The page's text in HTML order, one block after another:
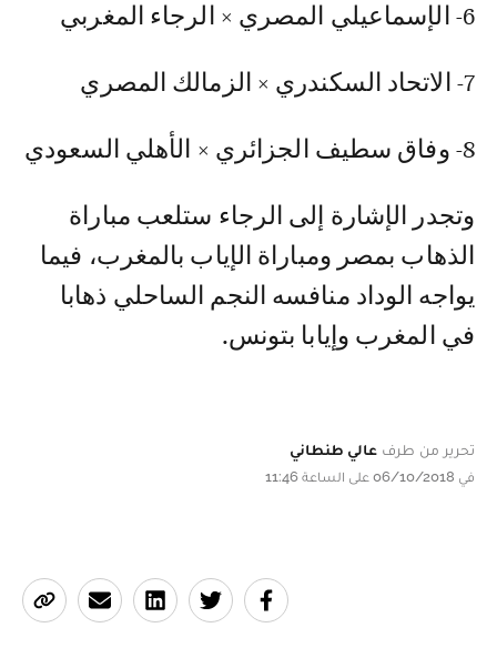
6- الإسماعيلي المصري × الرجاء المغربي
7- الاتحاد السكندري × الزمالك المصري
8- وفاق سطيف الجزائري × الأهلي السعودي
وتجدر الإشارة إلى الرجاء ستلعب مباراة
الذهاب بمصر ومباراة الإياب بالمغرب، فيما
يواجه الوداد منافسه النجم الساحلي ذهابا
في المغرب وإيابا بتونس.
تحرير من طرف عالي طنطاني
في 06/10/2018 على الساعة 11:46